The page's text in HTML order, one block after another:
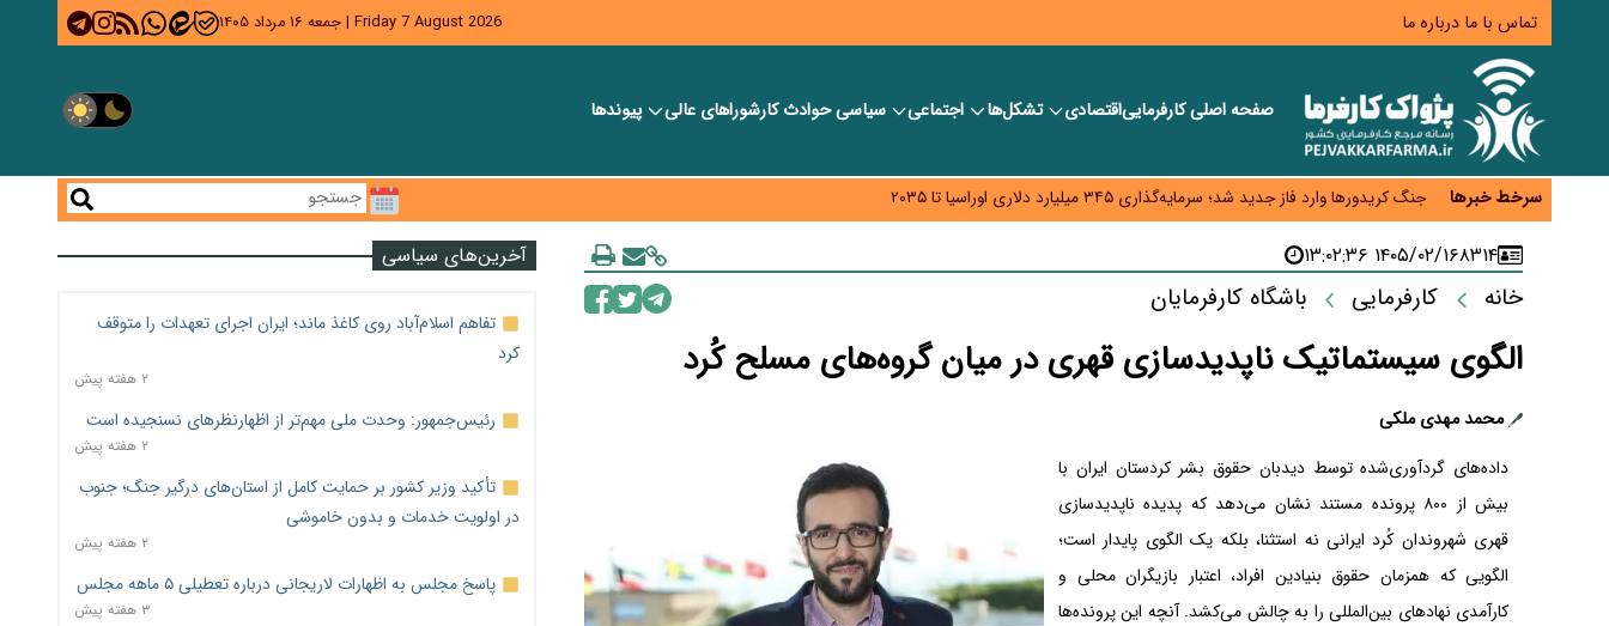
تماس با ما درباره ما Friday 7 August 2026
| جمعه ۱۶ مرداد ۱۴۰۵
صفحه اصلیکارفرماییاقتصادی تشکل‌ها اجتماعی سیاسیحوادث کارشورا‎های عالی پیوندها
سرخط خبرها
زائران اربعین نگران ارز باقی‌مانده نباشند؛ خرید دینار در بانک‌ها و صرافی‌ها
جنگ کریدورها وارد فاز جدید شد؛ سرمایه‌گذاری ۳۴۵ میلیارد دلاری اوراسیا تا ۲۰۳۵
پارادوکس اینترنت در ایران؛ مصرف‌کننده بیشتر می‌پردازد، شبکه کمتر توسعه می‌یابد
تأمین سرمایه در گردش بدون خلق نقدینگی؛ نقش جدید سیاست‌های مالیاتی در حمایت از تولید
معمای تأمین ۸۰ همت معوقات بازنشستگان؛ بانک رفاه وارد میدان شد
۸۳۱۴۱۴۰۵/۰۲/۱۶ ۱۳:۰۲:۳۶
خانه کارفرمایی باشگاه کارفرمایان
الگوی سیستماتیک ناپدیدسازی قهری در میان گروه‌های مسلح کُرد
محمد مهدی ملکی
داده‌های گردآوری‌شده توسط دیدبان حقوق بشر کردستان ایران با
بیش از ۸۰۰ پرونده مستند نشان می‌دهد که پدیده ناپدیدسازی
قهری شهروندان کُرد ایرانی نه استثنا، بلکه یک الگوی پایدار است؛
الگویی که همزمان حقوق بنیادین افراد، اعتبار بازیگران محلی و
کارآمدی نهادهای بین‌المللی را به چالش می‌کشد. آنچه این پرونده‌ها
آخرین‌های سیاسی
تفاهم اسلام‌آباد روی کاغذ ماند؛ ایران اجرای تعهدات را متوقف
کرد
۲ هفته پیش
رئیس‌جمهور: وحدت ملی مهم‌تر از اظهارنظرهای نسنجیده است
۲ هفته پیش
تأکید وزیر کشور بر حمایت کامل از استان‌های درگیر جنگ؛ جنوب
در اولویت خدمات و بدون خاموشی
۲ هفته پیش
پاسخ مجلس به اظهارات لاریجانی درباره تعطیلی ۵ ماهه مجلس
۳ هفته پیش